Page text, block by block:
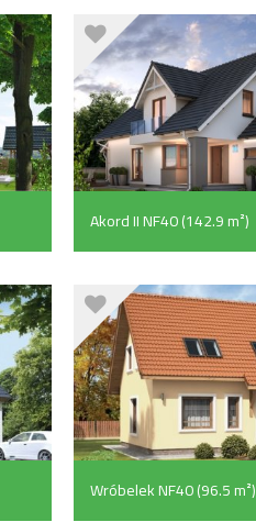
Akord II NF40 (142.9 m²)
Wróbelek NF40 (96.5 m²)